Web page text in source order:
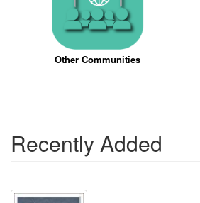
Other Communities
Recently Added